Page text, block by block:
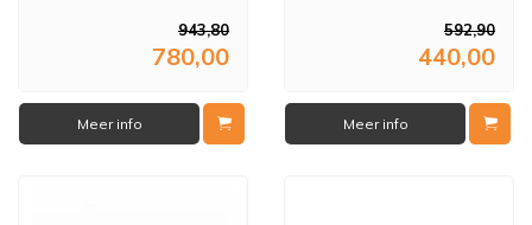
943,80
780,00
Meer info
592,90
440,00
Meer info